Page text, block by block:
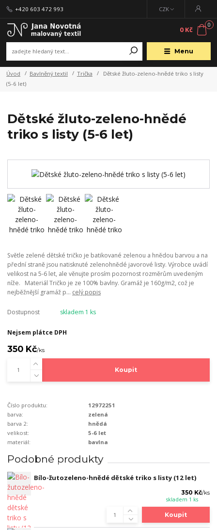
Menu
CZK
+420 603 472 993
0
0 Kč
Úvod Bavlněný textil Trička
Dětské žluto-zeleno-hnědé triko s listy
(5-6 let)
Dětské žluto-zeleno-hnědé
triko s listy (5-6 let)
Světle zelené dětské tričko je batikované zelenou a hnědou barvou a na
přední straně jsou natisknuté zelenohnědé javorové listy. Výrobce uvádí
velikost na 5-6 let, ale věnujte prosím pozornost rozměrům uvedeným
níže. Materiál Tričko je ze 100% bavlny. Gramáž je 160g/m2, což je
nejběžnější gramáž p... celý popis
Dostupnost skladem 1 ks
Nejsem plátce DPH
350 Kč/ks
Koupit
Číslo produktu:
12972251
barva:
zelená
barva 2:
hnědá
velikost:
5-6 let
materiál:
bavlna
Podobné produkty
Bílo-žutozeleno-hnědé dětské triko s listy (12 let)
350 Kč/ks
skladem 1 ks
Koupit